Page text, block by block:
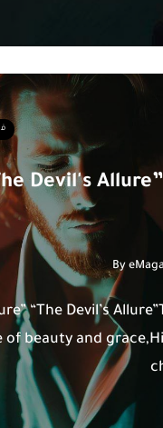
Devil's
By
“The Devil’s
of beauty and